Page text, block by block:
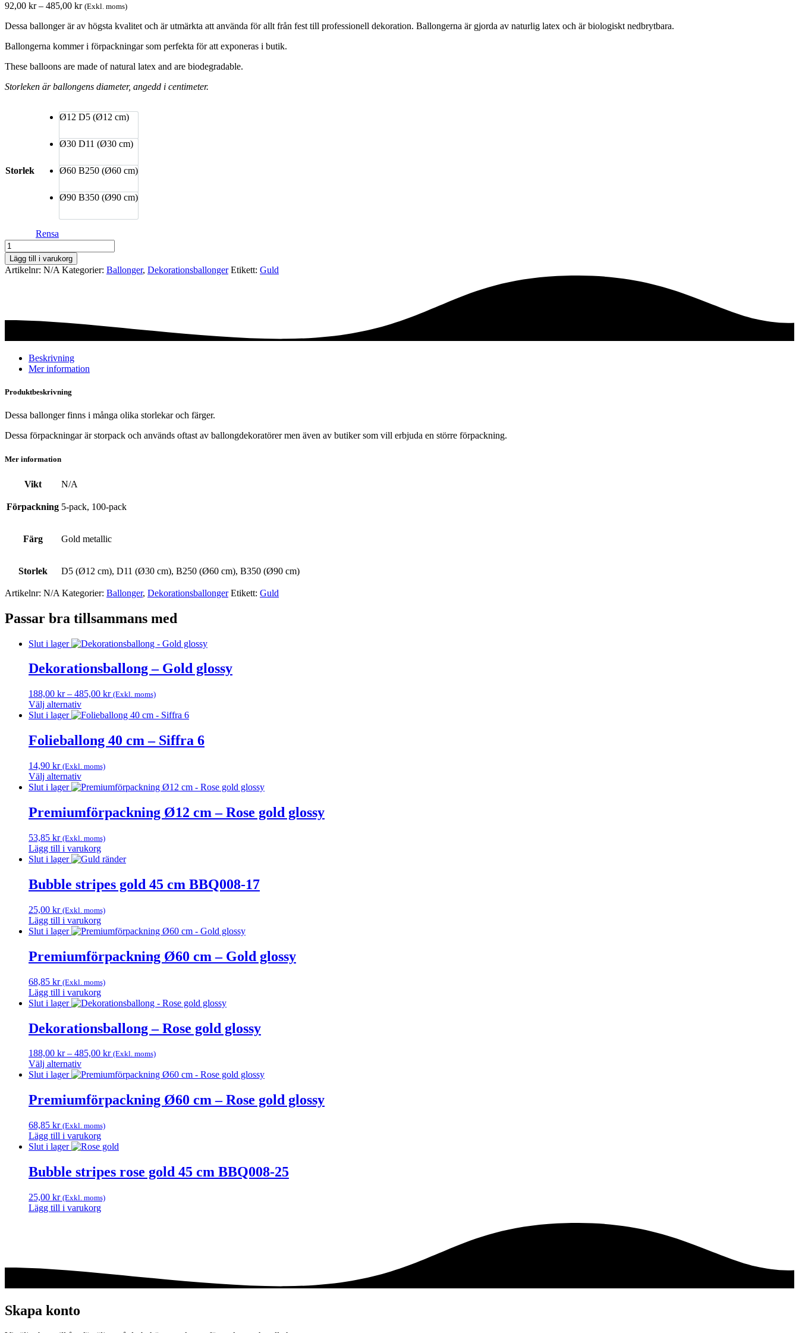
92,00 kr – 485,00 krPrisintervall:
till
(Exkl. moms)
Dessa ballonger är av högsta kvalitet och är utmärkta att använda för allt från fest till professionell dekoration. Ballongerna är gjorda av naturlig latex och är biologiskt nedbrytbara.
Ballongerna kommer i förpackningar som perfekta för att exponeras i butik.
These balloons are made of natural latex and are biodegradable.
Storleken är ballongens diameter, angedd i centimeter.
Storlek
Ø12 D5 (Ø12 cm)
Ø30 D11 (Ø30 cm)
Ø60 B250 (Ø60 cm)
Ø90 B350 (Ø90 cm)
Rensa
Dekorationsballong
-
Gold
metallic
Lägg till i varukorg
Artikelnr: N/A Kategorier: Ballonger, Dekorations­ballonger Etikett: Guld
Beskrivning
Mer information
Produktbeskrivning
Dessa ballonger finns i många olika storlekar och färger.
Dessa förpackningar är storpack och används oftast av ballongdekoratörer men även av butiker som vill erbjuda en större förpackning.
Mer information
Vikt N/A
Förpackning 5-pack, 100-pack
Färg Gold metallic
Storlek D5 (Ø12 cm), D11 (Ø30 cm), B250 (Ø60 cm), B350 (Ø90 cm)
Artikelnr: N/A Kategorier: Ballonger, Dekorations­ballonger Etikett: Guld
Passar bra tillsammans med
Slut i lager
Dekorationsballong – Gold glossy
188,00 kr – 485,00 krPrisintervall:
till
(Exkl. moms)
Välj alternativ
Den
produkten
har
varianter.
De
olika
kan
väljas
på
produktsidan
Slut i lager
Folieballong 40 cm – Siffra 6
14,90 kr (Exkl. moms)
Välj alternativ
Den
produkten
har
varianter.
De
olika
kan
väljas
på
produktsidan
Slut i lager
Premiumförpackning Ø12 cm – Rose gold glossy
53,85 kr (Exkl. moms)
Lägg till i varukorg
Slut i lager
Bubble stripes gold 45 cm BBQ008-17
25,00 kr (Exkl. moms)
Lägg till i varukorg
Slut i lager
Premiumförpackning Ø60 cm – Gold glossy
68,85 kr (Exkl. moms)
Lägg till i varukorg
Slut i lager
Dekorationsballong – Rose gold glossy
188,00 kr – 485,00 krPrisintervall:
till
(Exkl. moms)
Välj alternativ
Den
produkten
har
varianter.
De
olika
kan
väljas
på
produktsidan
Slut i lager
Premiumförpackning Ø60 cm – Rose gold glossy
68,85 kr (Exkl. moms)
Lägg till i varukorg
Slut i lager
Bubble stripes rose gold 45 cm BBQ008-25
25,00 kr (Exkl. moms)
Lägg till i varukorg
Skapa konto